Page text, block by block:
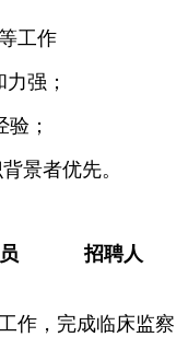
工作
强；
；
景者优先。
招聘人
作，完成临床监察